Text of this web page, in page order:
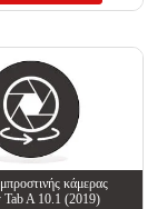
κάμερας
Tab A 10.1 (2019)